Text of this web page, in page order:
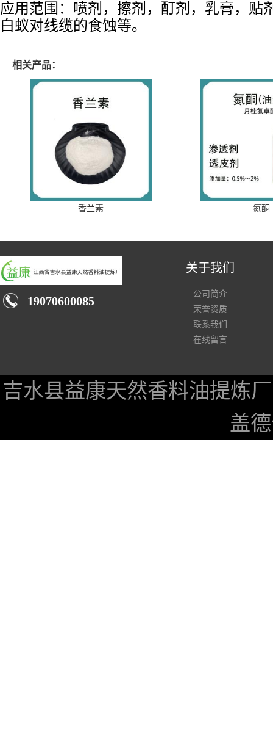
应用范围：喷剂，擦剂，酊剂，乳膏，贴
白蚁对线缆的食蚀等。
相关产品：
香兰素 氮酮
19070600085
关于我们
公司简介
荣誉资质
联系我们
在线留言
吉水县益康天然香料油提炼厂
盖